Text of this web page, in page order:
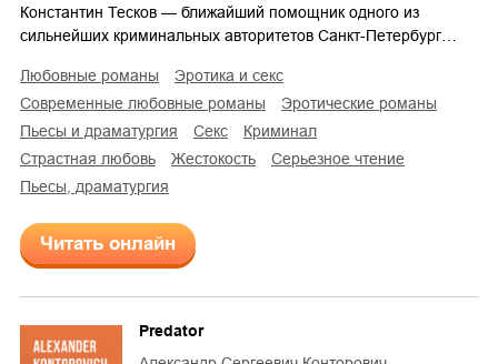
Константин Тесков — ближайший помощник одного из
сильнейших криминальных авторитетов Санкт-Петербург…
любовные романы
эротика и секс
современные любовные романы
эротические романы
пьесы и драматургия
секс
криминал
страстная любовь
жестокость
серьезное чтение
пьесы, драматургия
Читать онлайн
Predator